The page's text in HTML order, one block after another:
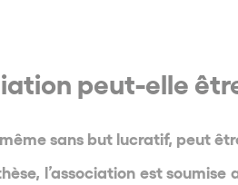
peut-elle
sans but lucratif, peut
l’association est